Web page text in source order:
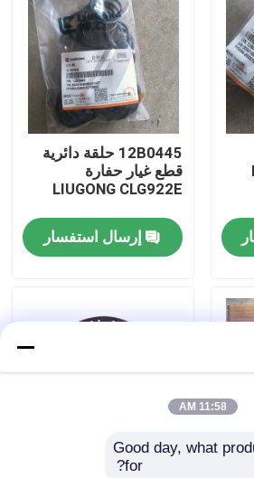
12B0445 حلقة دائرية
قطع غيار حفارة
LIUGONG CLG922E
إرسال استفسار
قطع الغيار الأصلية لـ
11:58 AM
Good day, what
for?